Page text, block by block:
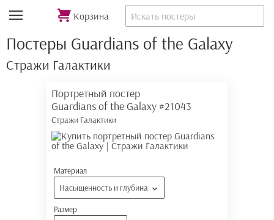
Корзина
Постеры Guardians of the Galaxy
Стражи Галактики
Портретный постер
Guardians of the Galaxy #21043
Стражи Галактики
Материал
Насыщенность и глубина
Размер